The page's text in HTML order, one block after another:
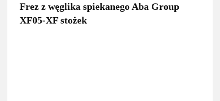
Frez z węglika spiekanego Aba Group
XF05-XF stożek